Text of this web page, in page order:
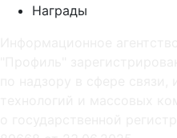
Награды